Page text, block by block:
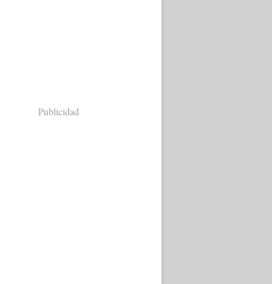
Publicidad